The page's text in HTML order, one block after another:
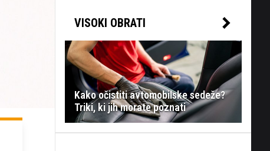
VISOKI OBRATI
Kako očistiti avtomobilske sedeže?
Triki, ki jih morate poznati